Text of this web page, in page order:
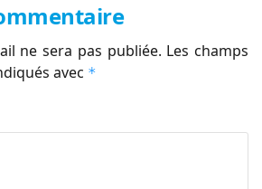
ne sera pas publiée. Les champs
avec *